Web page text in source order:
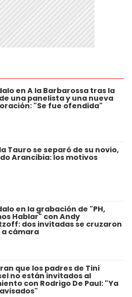
en A la Barbarossa tras la
una panelista y una nueva
"Se fue ofendida"
Tauro se separó de su novio,
Arancibia: los motivos
en la grabación de "PH,
Hablar" con Andy
dos invitadas se cruzaron
cámara
que los padres de Tini
no están invitados al
con Rodrigo De Paul: "Ya